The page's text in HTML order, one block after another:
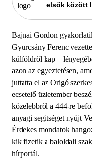
elsők között
Bajnai Gordon
Gyurcsány Ferenc
külföldről kap –
azon az egyeztetésen,
juttatta el az Origó
ecsetelő üzletember
közelebbről a 444-re
anyagi segítséget nyújt
Érdekes mondatok
kik fizetik a baloldali
hírportál.